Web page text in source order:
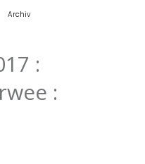
Archiv
:
: